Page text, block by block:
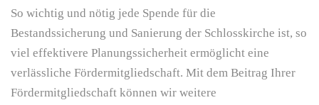
So wichtig und nötig jede Spende für die
Bestandssicherung und Sanierung der Schlosskirche ist, so
viel effektivere Planungssicherheit ermöglicht eine
verlässliche Fördermitgliedschaft. Mit dem Beitrag Ihrer
Fördermitgliedschaft können wir weitere